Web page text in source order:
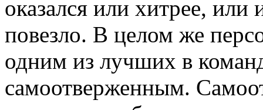
оказался или хитрее,
повезло. В целом же
одним из лучших в
самоотверженным.